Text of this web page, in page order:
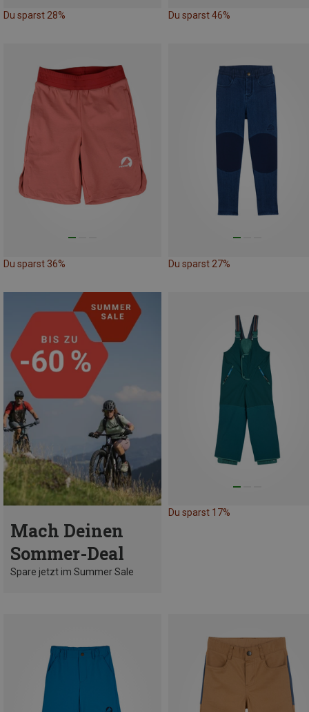
Du sparst 28% Du sparst 46%
Du sparst 36% Du sparst 27%
Mach Deinen
Sommer-Deal
Spare jetzt im Summer Sale
Du sparst 17%